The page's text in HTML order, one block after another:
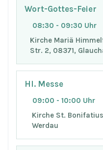
Wort-Gottes-Feier
08:30 - 09:30 Uhr
Kirche Mariä
Str. 2, 08371,
Hl. Messe
09:00 - 10:00 Uhr
Kirche St.
Werdau